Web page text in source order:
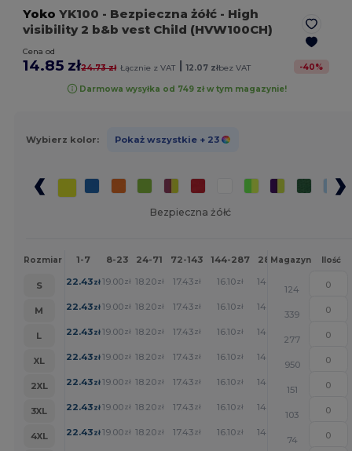
Yoko YK100 - Bezpieczna żółć - High
visibility 2 b&b vest Child (HVW100CH)
Cena od
14.85 zł24.73 zł Łącznie z VAT | 12.07 złbez VAT -40%
Darmowa wysyłka od 749 zł w tym magazynie!
Wybierz kolor: Pokaż wszystkie + 23
Bezpieczna żółć
Rozmiar 1-7 8-23 24-71 72-143 144-287 288 + Więcej
Magazyn Ilość
S 22.43zł 19.00zł 18.20zł 17.43zł 16.10zł 14.85
124
M
22.43zł 19.00zł 18.20zł 17.43zł 16.10zł 14.85
339
L
22.43zł 19.00zł 18.20zł 17.43zł 16.10zł 14.85
277
XL
22.43zł 19.00zł 18.20zł 17.43zł 16.10zł 14.85
950
2XL
22.43zł 19.00zł 18.20zł 17.43zł 16.10zł 14.85
151
3XL
22.43zł 19.00zł 18.20zł 17.43zł 16.10zł 14.85
103
4XL
22.43zł 19.00zł 18.20zł 17.43zł 16.10zł 14.85
74